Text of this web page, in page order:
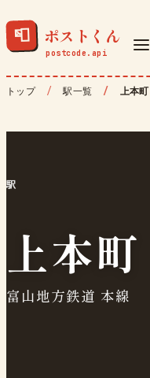
📮 ポストくん
トップ 駅一覧 上本町
駅
上本町
富山地方鉄道 本線